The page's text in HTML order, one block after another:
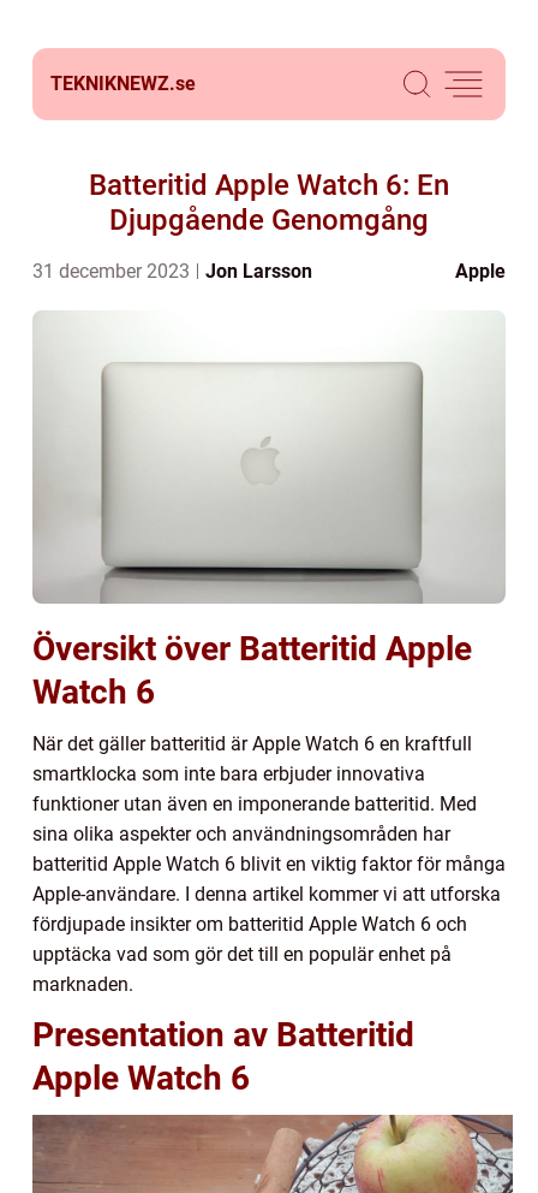
TEKNIKNEWZ.se
Batteritid Apple Watch 6: En
Djupgående Genomgång
31 december 2023 Jon Larsson Apple
Översikt över Batteritid Apple
Watch 6
När det gäller batteritid är Apple Watch 6 en kraftfull
smartklocka som inte bara erbjuder innovativa
funktioner utan även en imponerande batteritid. Med
sina olika aspekter och användningsområden har
batteritid Apple Watch 6 blivit en viktig faktor för många
Apple-användare. I denna artikel kommer vi att utforska
fördjupade insikter om batteritid Apple Watch 6 och
upptäcka vad som gör det till en populär enhet på
marknaden.
Presentation av Batteritid
Apple Watch 6